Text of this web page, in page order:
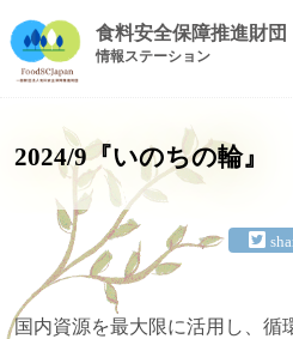
食料安全保障推進財団
情報ステーション
2024/9『いのちの輪』
国内資源を最大限に活用し、循